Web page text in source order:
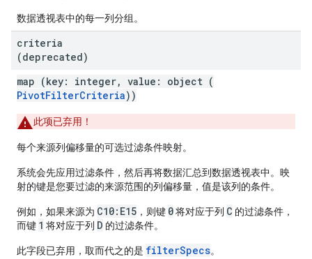
数据透视表中的每一列分组。
criteria
(deprecated)
map (key: integer, value: object (
PivotFilterCriteria))
此项已弃用！
每个来源列偏移量的可选过滤条件映射。
系统会先应用过滤条件，然后再将数据汇总到数据透视表中。映
射的键是您要过滤的来源范围的列偏移量，值是该列的条件。
例如，如果来源为 C10:E15 ，则键 0将对应于列 C 的过滤条件，
而键 1 将对应于列 D 的过滤条件。
此字段已弃用，取而代之的是 filterSpecs。